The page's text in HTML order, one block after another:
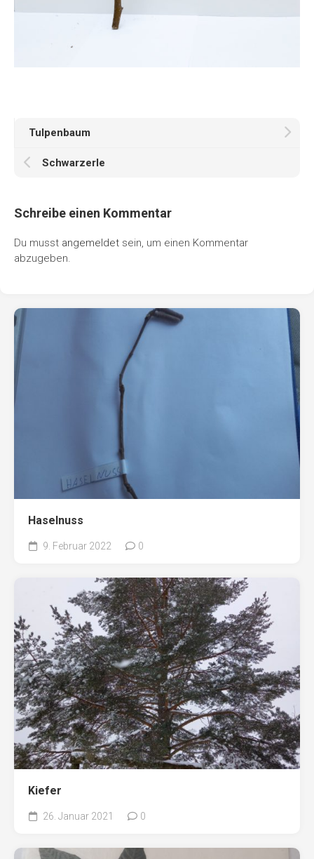
Tulpenbaum
Schwarzerle
Schreibe einen Kommentar
Du musst angemeldet sein, um einen Kommentar
abzugeben.
Haselnuss
9. Februar 2022 0
Kiefer
26. Januar 2021 0